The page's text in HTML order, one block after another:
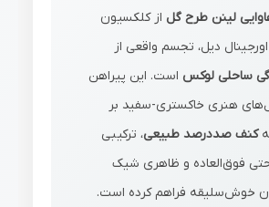
لینن طرح گل از کلکسیون
اورجینال دیل، تجسم واقعی از
ساحلی لوکس است. این پیراهن
هنری خاکستری-سفید بر
کنف صددرصد طبیعی، ترکیبی
فوق‌العاده و ظاهری شیک
خوش‌سلیقه فراهم کرده است.